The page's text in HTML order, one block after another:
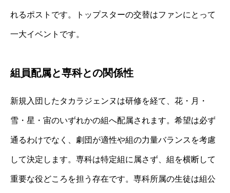
れるポストです。トップスターの交替はファンにとって
一大イベントです。
組員配属と専科との関係性
新規入団したタカラジェンヌは研修を経て、花・月・
雪・星・宙のいずれかの組へ配属されます。希望は必ず
通るわけでなく、劇団が適性や組の力量バランスを考慮
して決定します。専科は特定組に属さず、組を横断して
重要な役どころを担う存在です。専科所属の生徒は組公